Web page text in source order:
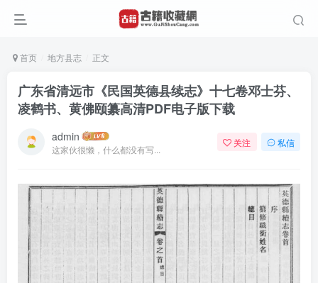
首页 地方县志 正文
广东省清远市《民国英德县续志》十七卷邓士芬、
凌鹤书、黄佛颐纂高清PDF电子版下载
admin
这家伙很懒，什么都没有写...
关注 私信